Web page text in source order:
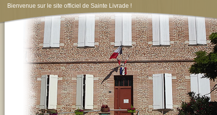
Bienvenue sur le site officiel de Sainte Livrade !